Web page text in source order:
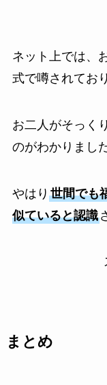
ネット上では、
式で噂されてお
お二人がそっく
のがわかりました
やはり 世間でも
似ていると認識
まとめ